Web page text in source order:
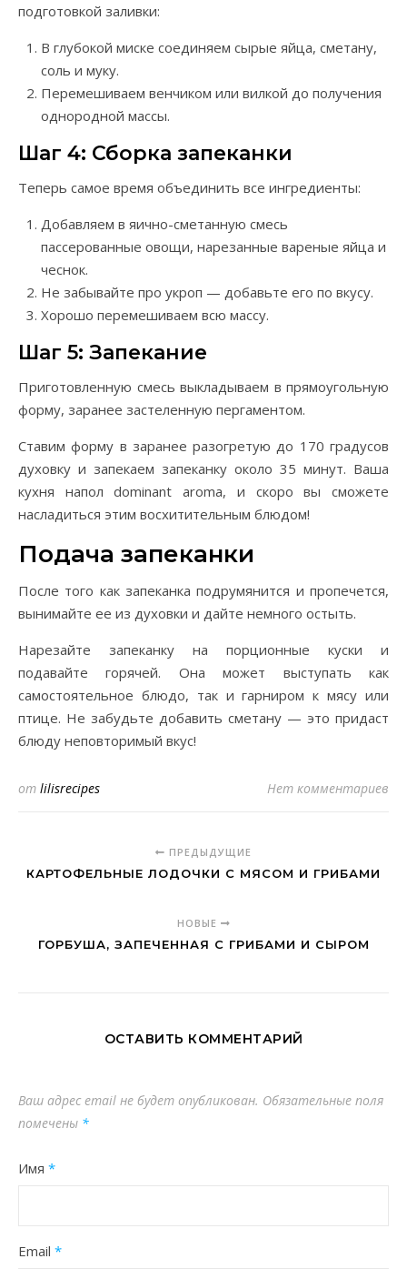
подготовкой заливки:
В глубокой миске соединяем сырые яйца, сметану,
соль и муку.
Перемешиваем венчиком или вилкой до получения
однородной массы.
Шаг 4: Сборка запеканки
Теперь самое время объединить все ингредиенты:
Добавляем в яично-сметанную смесь
пассерованные овощи, нарезанные вареные яйца и
чеснок.
Не забывайте про укроп — добавьте его по вкусу.
Хорошо перемешиваем всю массу.
Шаг 5: Запекание
Приготовленную смесь выкладываем в прямоугольную
форму, заранее застеленную пергаментом.
Ставим форму в заранее разогретую до 170 градусов
духовку и запекаем запеканку около 35 минут. Ваша
кухня напол dominant aroma, и скоро вы сможете
насладиться этим восхитительным блюдом!
Подача запеканки
После того как запеканка подрумянится и пропечется,
вынимайте ее из духовки и дайте немного остыть.
Нарезайте запеканку на порционные куски и
подавайте горячей. Она может выступать как
самостоятельное блюдо, так и гарниром к мясу или
птице. Не забудьте добавить сметану — это придаст
блюду неповторимый вкус!
от lilisrecipes Нет комментариев
ПРЕДЫДУЩИЕ
КАРТОФЕЛЬНЫЕ ЛОДОЧКИ С МЯСОМ И ГРИБАМИ
НОВЫЕ
ГОРБУША, ЗАПЕЧЕННАЯ С ГРИБАМИ И СЫРОМ
ОСТАВИТЬ КОММЕНТАРИЙ
Ваш адрес email не будет опубликован. Обязательные поля
помечены *
Имя *
Email *